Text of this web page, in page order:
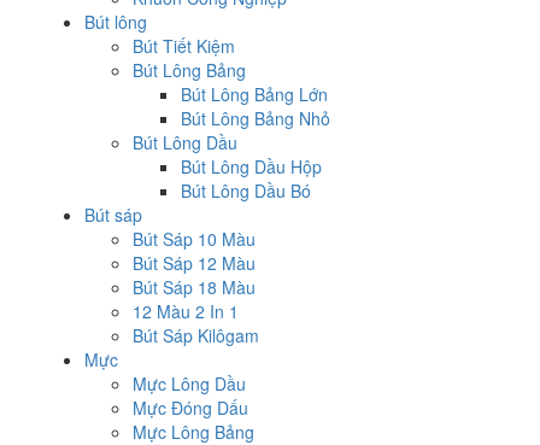
Bút lông
Bút Tiết Kiệm
Bút Lông Bảng
Bút Lông Bảng Lớn
Bút Lông Bảng Nhỏ
Bút Lông Dầu
Bút Lông Dầu Hộp
Bút Lông Dầu Bó
Bút sáp
Bút Sáp 10 Màu
Bút Sáp 12 Màu
Bút Sáp 18 Màu
12 Màu 2 In 1
Bút Sáp Kilôgam
Mực
Mực Lông Dầu
Mực Đóng Dấu
Mực Lông Bảng